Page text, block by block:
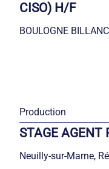
CISO) H/F
BOULOGNE
Production
STAGE AGENT
Neuilly-sur-Marne,